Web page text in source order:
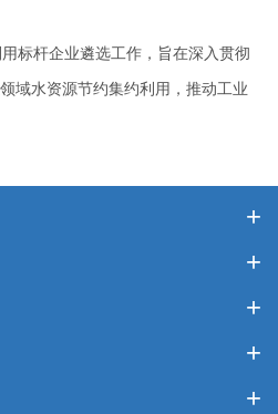
标杆企业遴选工作，旨在深入贯彻
域水资源节约集约利用，推动工业